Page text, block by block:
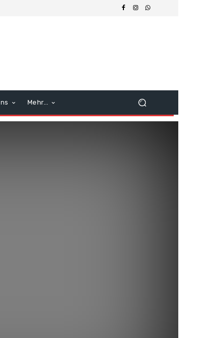
Mehr…